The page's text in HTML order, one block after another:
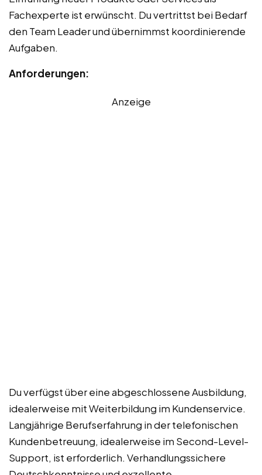
Fachexperte ist erwünscht. Du vertrittst bei Bedarf
den Team Leader und übernimmst koordinierende
Aufgaben.
Anforderungen:
Anzeige
Du verfügst über eine abgeschlossene Ausbildung,
idealerweise mit Weiterbildung im Kundenservice.
Langjährige Berufserfahrung in der telefonischen
Kundenbetreuung, idealerweise im Second-Level-
Support, ist erforderlich. Verhandlungssichere